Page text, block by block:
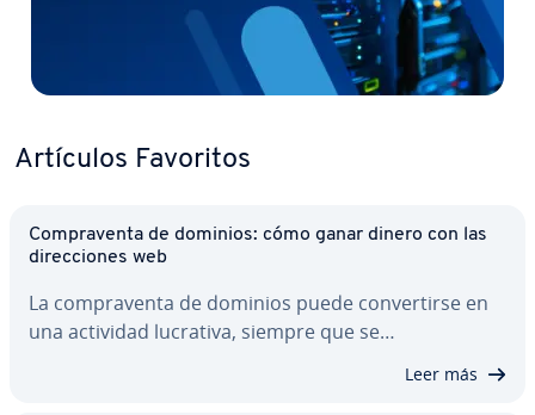
Artículos Favoritos
Co­m­pra­ve­n­ta de dominios: cómo ganar dinero con las
di­re­c­cio­nes web
La co­m­pra­ve­n­ta de dominios puede co­n­ve­r­ti­r­se en
una actividad lucrativa, siempre que se…
Leer más